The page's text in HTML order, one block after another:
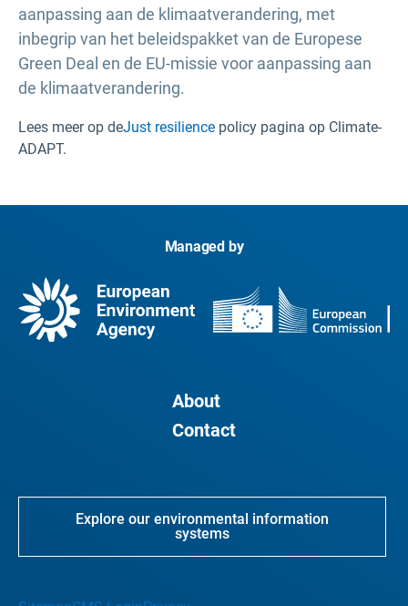
aanpassing aan de klimaatverandering, met
inbegrip van het beleidspakket van de Europese
Green Deal en de EU-missie voor aanpassing aan
de klimaatverandering.
Lees meer op deJust resilience policy pagina op Climate-
ADAPT.
Managed by
About
Contact
Explore our environmental information
systems